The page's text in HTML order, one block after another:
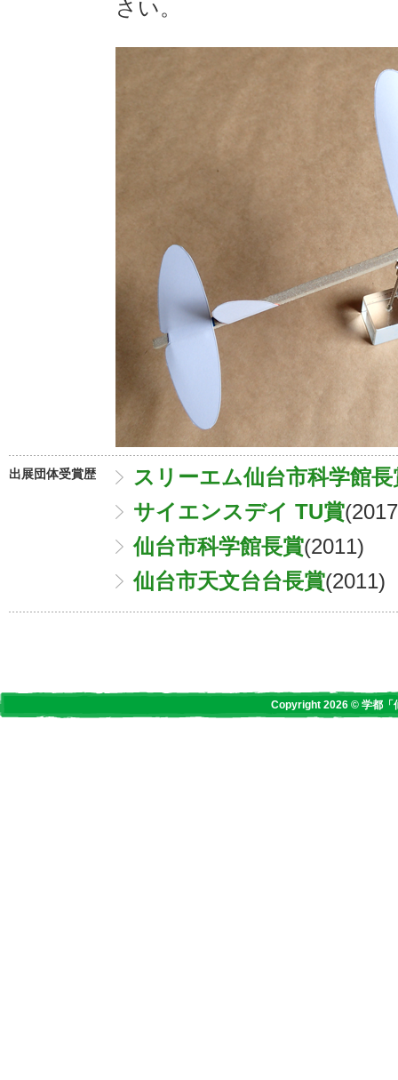
さい。
出展団体受賞歴
スリーエム仙台市科学館長
サイエンスデイ TU賞
仙台市科学館長賞(2011)
仙台市天文台台長賞(2011)
Copyright 2026 © 学都「